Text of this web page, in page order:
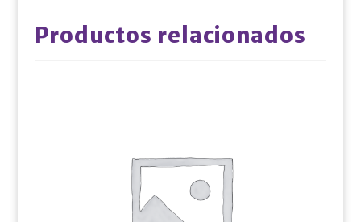
Productos relacionados